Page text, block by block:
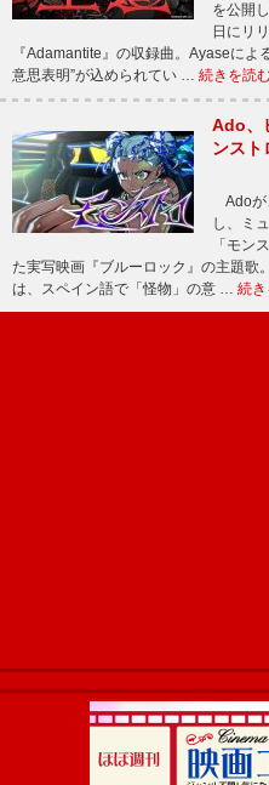
を公開
日にリ
『Adamantite』の収録曲。Ayaseによ
意思表明”が込められてい … 続きを読
Ado、
ンスト
Adoが
し、ミ
「モン
た実写映画『ブルーロック』の主題歌
は、スペイン語で「怪物」の意 … 続